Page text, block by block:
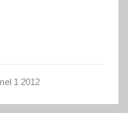
1 2012